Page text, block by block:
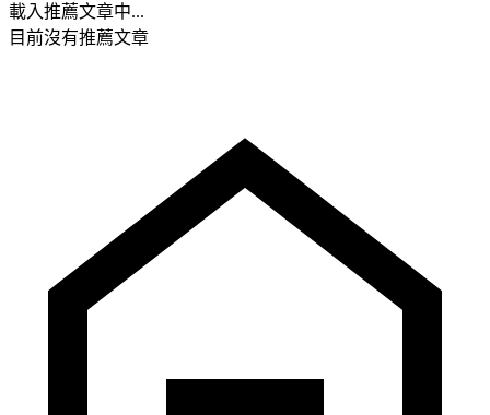
載入推薦文章中...
目前沒有推薦文章